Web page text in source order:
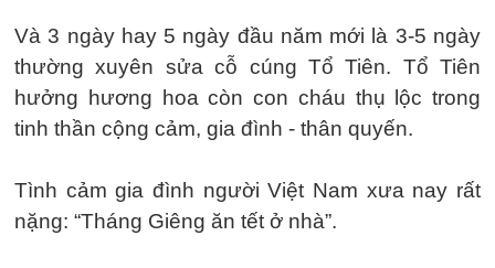
Và 3 ngày hay 5 ngày đầu năm mới là 3-5 ngày
thường xuyên sửa cỗ cúng Tổ Tiên. Tổ Tiên
hưởng hương hoa còn con cháu thụ lộc trong
tinh thần cộng cảm, gia đình - thân quyến.
Tình cảm gia đình người Việt Nam xưa nay rất
nặng: “Tháng Giêng ăn tết ở nhà”.